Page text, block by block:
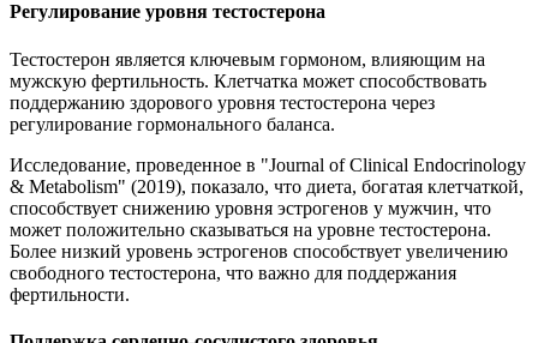
Регулирование уровня тестостерона
Тестостерон является ключевым гормоном, влияющим на
мужскую фертильность. Клетчатка может способствовать
поддержанию здорового уровня тестостерона через
регулирование гормонального баланса.
Исследование, проведенное в "Journal of Clinical Endocrinology
& Metabolism" (2019), показало, что диета, богатая клетчаткой,
способствует снижению уровня эстрогенов у мужчин, что
может положительно сказываться на уровне тестостерона.
Более низкий уровень эстрогенов способствует увеличению
свободного тестостерона, что важно для поддержания
фертильности.